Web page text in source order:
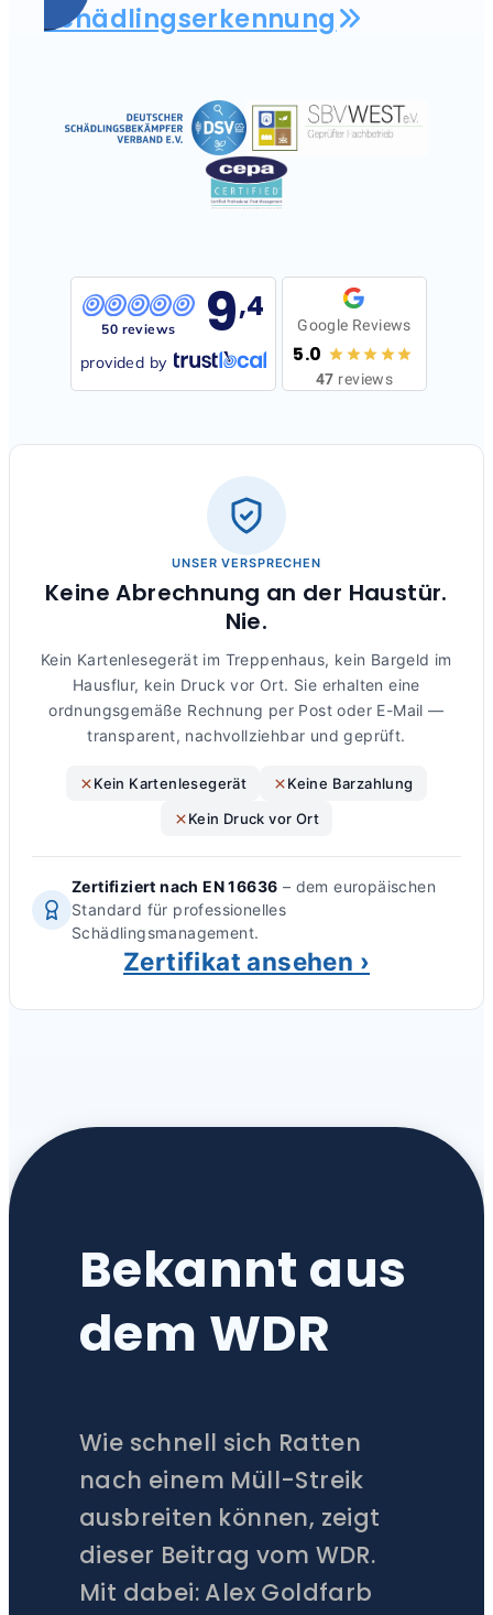
Schädlingserkennung
50 reviews 9,4
provided by
Google Reviews
5.0
47 reviews
UNSER VERSPRECHEN
Keine Abrechnung an der Haustür.
Nie.
Kein Kartenlesegerät im Treppenhaus, kein Bargeld im
Hausflur, kein Druck vor Ort. Sie erhalten eine
ordnungsgemäße Rechnung per Post oder E-Mail —
transparent, nachvollziehbar und geprüft.
Kein Kartenlesegerät
Keine Barzahlung
Kein Druck vor Ort
Zertifiziert nach EN 16636 – dem europäischen
Standard für professionelles
Schädlingsmanagement.
Zertifikat ansehen ›
Bekannt aus
dem WDR
Wie schnell sich Ratten
nach einem Müll-Streik
ausbreiten können, zeigt
dieser Beitrag vom WDR.
Mit dabei: Alex Goldfarb